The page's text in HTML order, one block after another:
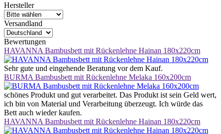
Hersteller
Versandland
Bewertungen
HAVANNA Bambusbett mit Rückenlehne Hainan 180x220cm
Sehr gute und eingehende Beratung vor dem Kauf.
BURMA Bambusbett mit Rückenlehne Melaka 160x200cm
schönes Produkt und gut verarbeitet. Das Produkt ist sein Geld wert,
ich bin von Material und Verarbeitung überzeugt. Ich würde das
Bett auch wieder kaufen.
HAVANNA Bambusbett mit Rückenlehne Hainan 180x220cm